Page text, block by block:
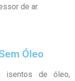
de ar.
Óleo
isentos de óleo,